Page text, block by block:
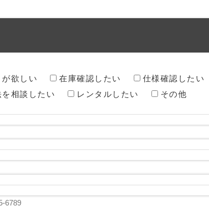
欲しい 在庫確認したい
仕様確認したい
相談したい
レンタルしたい その他